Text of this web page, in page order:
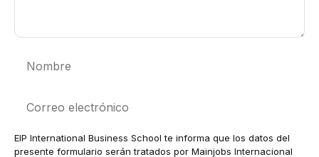
electrónico
EIP International Business School te informa que los datos del
presente formulario serán tratados por Mainjobs Internacional